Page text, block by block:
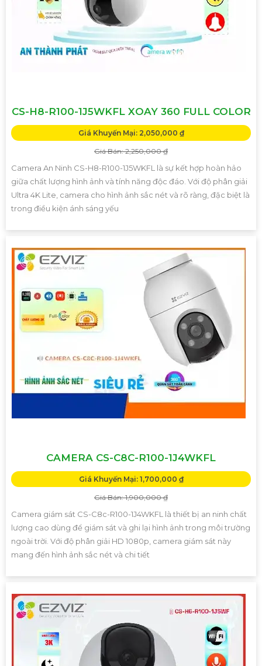
CS-H8-R100-1J5WKFL XOAY 360 FULL COLOR
Giá Khuyến Mại: 2,050,000 ₫
Giá Bán: 2,250,000 ₫
Camera An Ninh CS-H8-R100-1J5WKFL là sự kết hợp hoàn hảo
giữa chất lượng hình ảnh và tính năng độc đáo. Với độ phân giải
Ultra 4K Lite, camera cho hình ảnh sắc nét và rõ ràng, đặc biệt là
trong điều kiện ánh sáng yếu
CAMERA CS-C8C-R100-1J4WKFL
Giá Khuyến Mại: 1,700,000 ₫
Giá Bán: 1,900,000 ₫
Camera giám sát CS-C8c-R100-1J4WKFL là thiết bị an ninh chất
lượng cao dùng để giám sát và ghi lại hình ảnh trong môi trường
ngoài trời. Với độ phân giải HD 1080p, camera giám sát này
mang đến hình ảnh sắc nét và chi tiết